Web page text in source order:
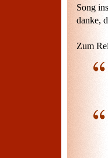
Song
danke,
Zum